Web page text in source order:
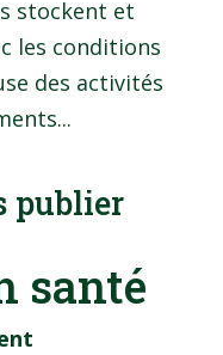
stockent et
les conditions
des activités
publier
santé